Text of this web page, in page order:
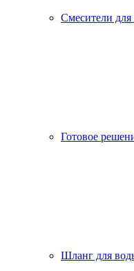
Смесители для
Готовое
Шланг для